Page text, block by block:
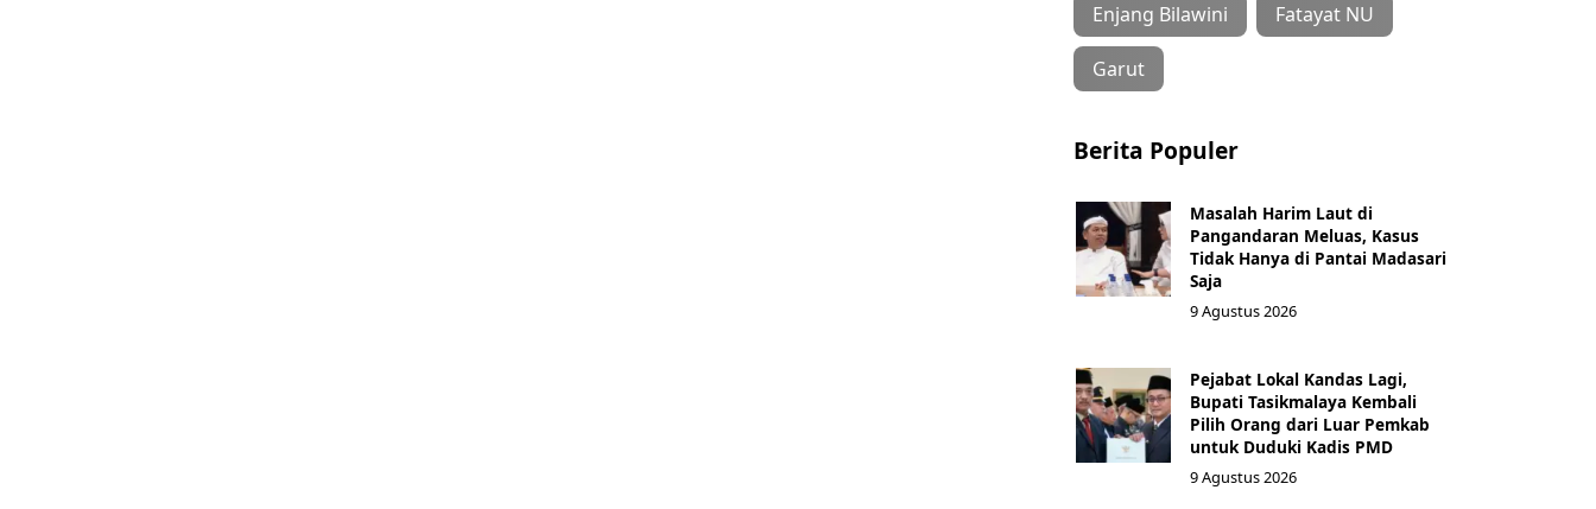
Enjang Bilawini Fatayat NU
Garut
Berita Populer
Masalah Harim Laut di
Pangandaran Meluas, Kasus
Tidak Hanya di Pantai Madasari
Saja
9 Agustus 2026
Pejabat Lokal Kandas Lagi,
Bupati Tasikmalaya Kembali
Pilih Orang dari Luar Pemkab
untuk Duduki Kadis PMD
9 Agustus 2026